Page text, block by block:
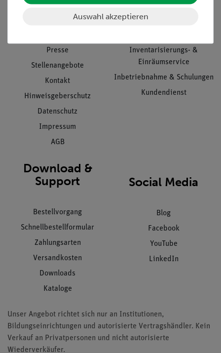
Unternehmen
Presse
Stellenangebote
Kontakt
Hinweisgeberschutz
Datenschutz
Impressum
AGB
Übersicht Service
Inventarisierungs- &
Einräumservice
Inbetriebnahme & Schulungen
Kundendienst
Download &
Support
Bestellvorgang
Schnellbestellformular
Zahlungsarten
Versandkosten
Downloads
Kataloge
Social Media
Blog
Facebook
YouTube
LinkedIn
Unser Angebot richtet sich nur an Institutionen,
Bildungseinrichtungen und autorisierte Vertragshändler. Kein
Verkauf an Privatpersonen und nicht autorisierte
Wiederverkäufer.
Auswahl akzeptieren